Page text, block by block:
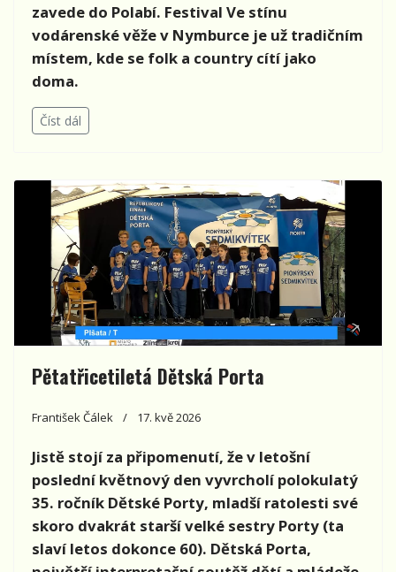
zavede do Polabí. Festival Ve stínu
vodárenské věže v Nymburce je už tradičním
místem, kde se folk a country cítí jako
doma.
Číst dál
Pětatřicetiletá Dětská Porta
František Čálek 17. kvě 2026
Jistě stojí za připomenutí, že v letošní
poslední květnový den vyvrcholí polokulatý
35. ročník Dětské Porty, mladší ratolesti své
skoro dvakrát starší velké sestry Porty (ta
slaví letos dokonce 60). Dětská Porta,